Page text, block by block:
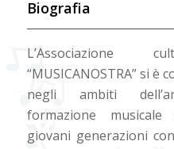
Biografia
“MUSICANOSTRA” si è
negli ambiti
formazione
giovani generazioni